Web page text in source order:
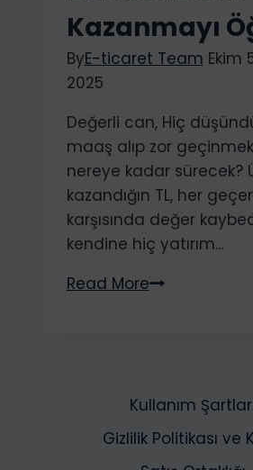
Kazanmayı
ByE-ticaret Team Ekim
2025
Değerli can, Hiç
maaş alıp zor
nereye kadar sürecek?
kazandığın TL, her
karşısında değer
kendine hiç yatırım…
Read MoreTL
Evinden
Dolar
Kullanım
Gizlilik Politikası ve